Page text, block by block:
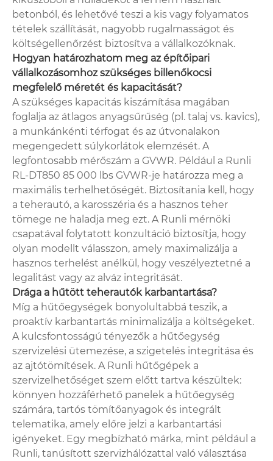
betonból, és lehetővé teszi a kis vagy folyamatos
tételek szállítását, nagyobb rugalmasságot és
költségellenőrzést biztosítva a vállalkozóknak.
Hogyan határozhatom meg az építőipari
vállalkozásomhoz szükséges billenőkocsi
megfelelő méretét és kapacitását?
A szükséges kapacitás kiszámítása magában
foglalja az átlagos anyagsűrűség (pl. talaj vs. kavics),
a munkánkénti térfogat és az útvonalakon
megengedett súlykorlátok elemzését. A
legfontosabb mérőszám a GVWR. Például a Runli
RL-DT850 85 000 lbs GVWR-je határozza meg a
maximális terhelhetőségét. Biztosítania kell, hogy
a teherautó, a karosszéria és a hasznos teher
tömege ne haladja meg ezt. A Runli mérnöki
csapatával folytatott konzultáció biztosítja, hogy
olyan modellt válasszon, amely maximalizálja a
hasznos terhelést anélkül, hogy veszélyeztetné a
legalitást vagy az alváz integritását.
Drága a hűtött teherautók karbantartása?
Míg a hűtőegységek bonyolultabbá teszik, a
proaktív karbantartás minimalizálja a költségeket.
A kulcsfontosságú tényezők a hűtőegység
szervizelési ütemezése, a szigetelés integritása és
az ajtótömítések. A Runli hűtőgépek a
szervizelhetőséget szem előtt tartva készültek:
könnyen hozzáférhető panelek a hűtőegység
számára, tartós tömítőanyagok és integrált
telematika, amely előre jelzi a karbantartási
igényeket. Egy megbízható márka, mint például a
Runli, tanúsított szervizhálózattal való választása